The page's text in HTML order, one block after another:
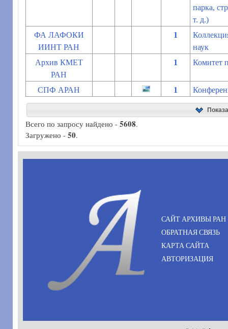
парка,
т. д.)
ФА ЛАФОКИ
ИИНТ РАН
1
наук
Архив КМЕТ
РАН
1 Комитет
СПФ АРАН 1
Всего по запросу найдено - 5608.
Загружено - 50.
САЙТ АРХИВЫ РАН
ОБРАТНАЯ СВЯЗЬ
КАРТА САЙТА
АВТОРИЗАЦИЯ